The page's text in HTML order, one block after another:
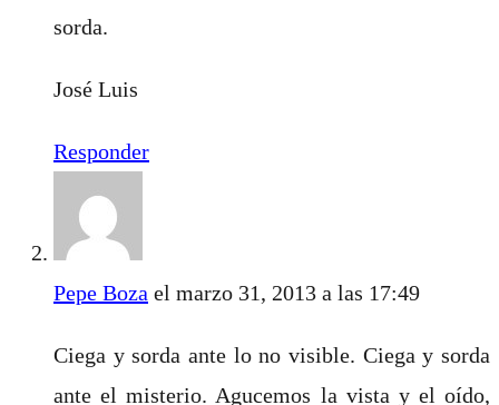
sorda.
José Luis
Responder
Pepe Boza el marzo 31, 2013 a las 17:49
Ciega y sorda ante lo no visible. Ciega y sorda
ante el misterio. Agucemos la vista y el oído,